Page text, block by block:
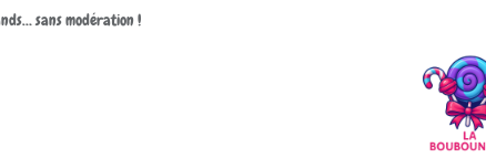
sans modération !